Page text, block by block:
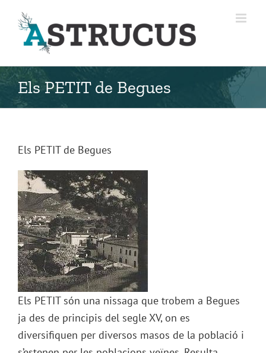
content
Els PETIT de Begues
Els PETIT de Begues
Els PETIT són una nissaga que trobem a Begues
ja des de principis del segle XV, on es
diversifiquen per diversos masos de la població i